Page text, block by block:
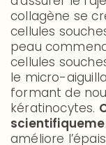
collagène se
cellules
peau
cellules
le micro-
formant de
kératinocytes.
améliore